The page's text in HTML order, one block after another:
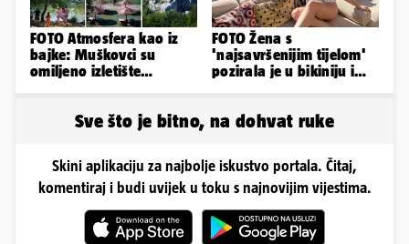
FOTO Atmosfera kao iz
bajke: Muškovci su
omiljeno izletište
FOTO Žena s
'najsavršenijim tijelom'
pozirala je u bikiniju i
Sve što je bitno, na dohvat ruke
Skini aplikaciju za najbolje iskustvo portala. Čitaj,
komentiraj i budi uvijek u toku s najnovijim vijestima.